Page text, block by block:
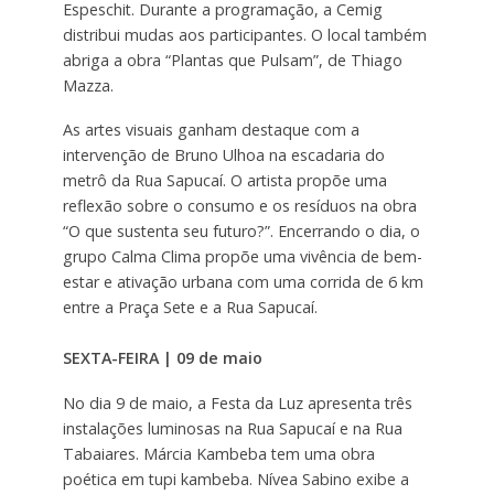
Espeschit. Durante a programação, a Cemig
distribui mudas aos participantes. O local também
abriga a obra “Plantas que Pulsam”, de Thiago
Mazza.
As artes visuais ganham destaque com a
intervenção de Bruno Ulhoa na escadaria do
metrô da Rua Sapucaí. O artista propõe uma
reflexão sobre o consumo e os resíduos na obra
“O que sustenta seu futuro?”. Encerrando o dia, o
grupo Calma Clima propõe uma vivência de bem-
estar e ativação urbana com uma corrida de 6 km
entre a Praça Sete e a Rua Sapucaí.
SEXTA-FEIRA | 09 de maio
No dia 9 de maio, a Festa da Luz apresenta três
instalações luminosas na Rua Sapucaí e na Rua
Tabaiares. Márcia Kambeba tem uma obra
poética em tupi kambeba. Nívea Sabino exibe a